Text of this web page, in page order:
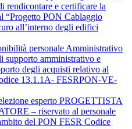
rendicontare e certificare la
“Progetto PON Cablaggio
all’interno degli edifici
personale Amministrativo
supporto amministrativo e
degli acquisti relativo al
13.1.1A- FESRPON-VE-
esperto PROGETTISTA
– riservato al personale
del PON FESR Codice